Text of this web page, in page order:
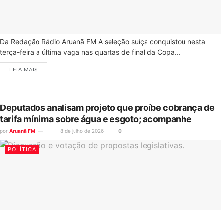
Da Redação Rádio Aruanã FM A seleção suíça conquistou nesta
terça-feira a última vaga nas quartas de final da Copa...
LEIA MAIS
Deputados analisam projeto que proíbe cobrança de
tarifa mínima sobre água e esgoto; acompanhe
por Aruanã FM 8 de julho de 2026 0
POLÍTICA